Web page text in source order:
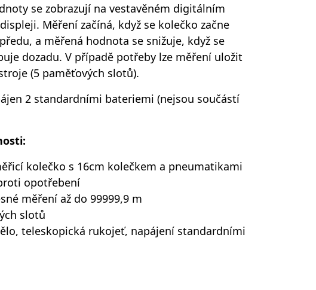
se zobrazují na vestavěném digitálním
Měření začíná, když se kolečko začne
a měřená hodnota se snižuje, když se
dozadu. V případě potřeby lze měření uložit
(5 paměťových slotů).
2 standardními bateriemi (nejsou součástí
kolečko s 16cm kolečkem a pneumatikami
opotřebení
měření až do 99999,9 m
slotů
teleskopická rukojeť, napájení standardními